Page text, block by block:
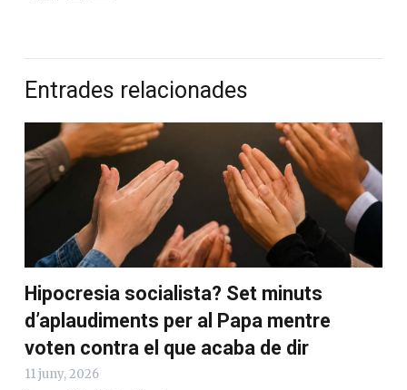
Entrades relacionades
Hipocresia socialista? Set minuts
d’aplaudiments per al Papa mentre
voten contra el que acaba de dir
11 juny, 2026